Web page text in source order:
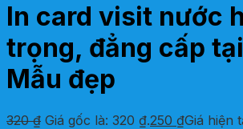
In card visit nước
trọng, đẳng cấp tại
Mẫu đẹp
320₫ Giá gốc là: 320 ₫.250 ₫Giá hiện